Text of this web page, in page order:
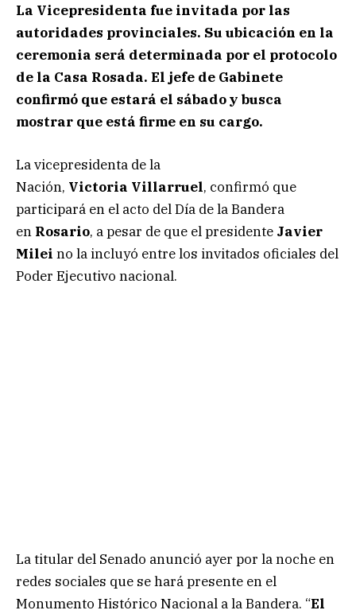
La Vicepresidenta fue invitada por las
autoridades provinciales. Su ubicación en la
ceremonia será determinada por el protocolo
de la Casa Rosada. El jefe de Gabinete
confirmó que estará el sábado y busca
mostrar que está firme en su cargo.
La vicepresidenta de la
Nación, Victoria Villarruel, confirmó que
participará en el acto del Día de la Bandera
en Rosario, a pesar de que el presidente Javier
Milei no la incluyó entre los invitados oficiales del
Poder Ejecutivo nacional.
La titular del Senado anunció ayer por la noche en
redes sociales que se hará presente en el
Monumento Histórico Nacional a la Bandera. “El